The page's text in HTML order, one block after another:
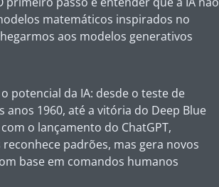
matemáticos inspirados no
aos modelos generativos
potencial da IA: desde o teste de
1960, até a vitória do Deep Blue
o lançamento do ChatGPT,
padrões, mas gera novos
base em comandos humanos